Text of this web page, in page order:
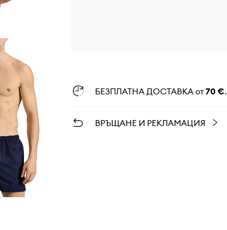
БЕЗПЛАТНА ДОСТАВКА от70 €.
ВРЪЩАНЕ И РЕКЛАМАЦИЯ